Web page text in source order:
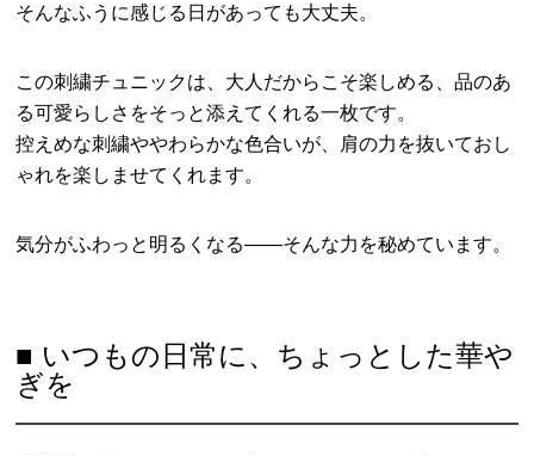
そんなふうに感じる日があっても大丈夫。
この刺繍チュニックは、大人だからこそ楽しめる、品のあ
る可愛らしさをそっと添えてくれる一枚です。
控えめな刺繍ややわらかな色合いが、肩の力を抜いておし
ゃれを楽しませてくれます。
気分がふわっと明るくなる――そんな力を秘めています。
■ いつもの日常に、ちょっとした華や
ぎを